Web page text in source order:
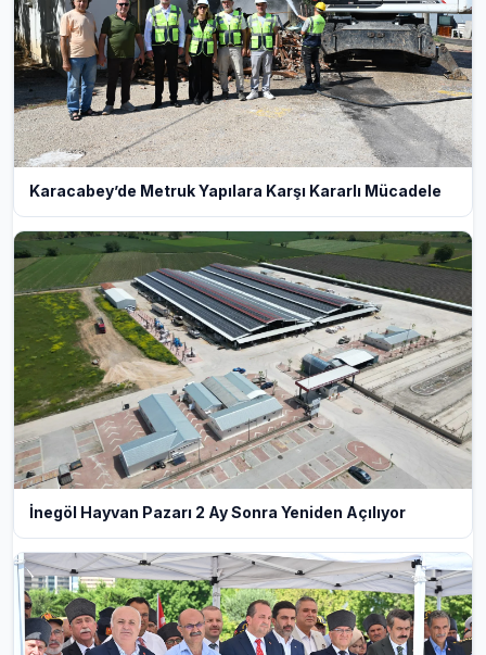
Karacabey’de Metruk Yapılara Karşı Kararlı Mücadele
İnegöl Hayvan Pazarı 2 Ay Sonra Yeniden Açılıyor